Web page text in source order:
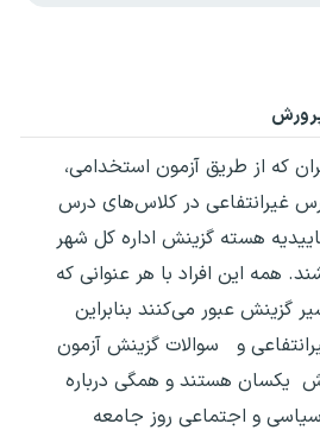
که از طریق آزمون استخدامی،
غیرانتفاعی در کلاس‌های درس
هسته گزینش اداره کل شهر
همه این افراد با هر عنوانی که
گزینش عبور می‌کنند بنابراین
و سوالات گزینش آزمون
یکسان هستند و همگی درباره
و اجتماعی روز جامعه